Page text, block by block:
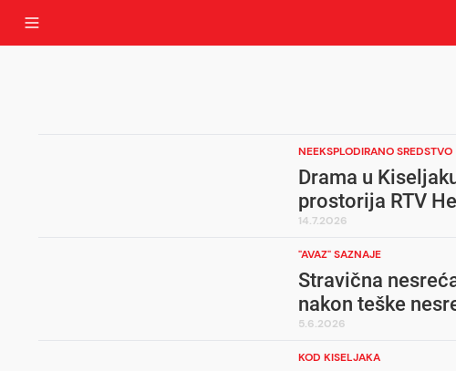
NEEKSPLODIRANO SREDSTVO
Drama u
prostorija RTV
14.7.2026
"AVAZ" SAZNAJE
Stravična
nakon teške
5.6.2026
KOD KISELJAKA